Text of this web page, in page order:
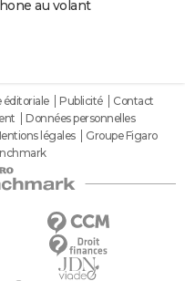
au volant
éditoriale Publicité
Contact
Données personnelles
légales
Groupe Figaro